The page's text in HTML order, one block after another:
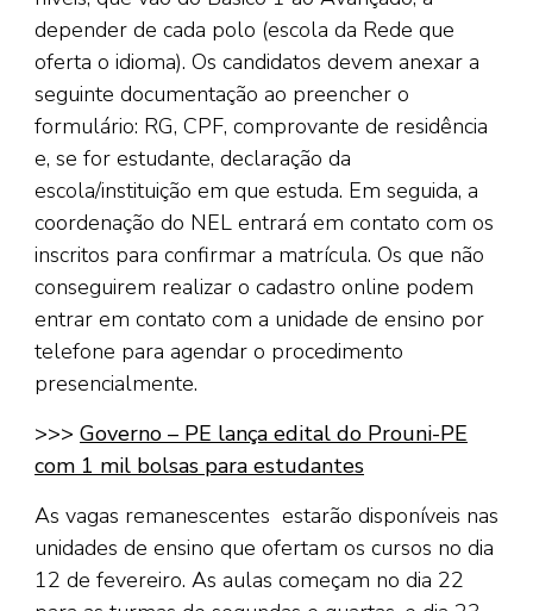
depender de cada polo (escola da Rede que
oferta o idioma). Os candidatos devem anexar a
seguinte documentação ao preencher o
formulário: RG, CPF, comprovante de residência
e, se for estudante, declaração da
escola/instituição em que estuda. Em seguida, a
coordenação do NEL entrará em contato com os
inscritos para confirmar a matrícula. Os que não
conseguirem realizar o cadastro online podem
entrar em contato com a unidade de ensino por
telefone para agendar o procedimento
presencialmente.
>>> Governo – PE lança edital do Prouni-PE
com 1 mil bolsas para estudantes
As vagas remanescentes estarão disponíveis nas
unidades de ensino que ofertam os cursos no dia
12 de fevereiro. As aulas começam no dia 22